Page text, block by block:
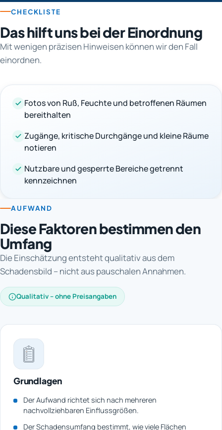
CHECKLISTE
Das hilft uns bei der Einordnung
Mit wenigen präzisen Hinweisen können wir den Fall
einordnen.
Fotos von Ruß, Feuchte und betroffenen Räumen
bereithalten
Zugänge, kritische Durchgänge und kleine Räume
notieren
Nutzbare und gesperrte Bereiche getrennt
kennzeichnen
AUFWAND
Diese Faktoren bestimmen den
Umfang
Die Einschätzung entsteht qualitativ aus dem
Schadensbild – nicht aus pauschalen Annahmen.
Qualitativ – ohne Preisangaben
Grundlagen
Der Aufwand richtet sich nach mehreren
nachvollziehbaren Einflussgrößen.
Der Schadensumfang bestimmt, wie viele Flächen